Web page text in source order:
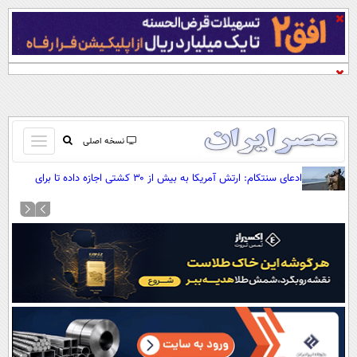
نسخه اصلی
باز
و
بسته
کردن
منو
صفحه اول
نظرسنجی
آب و هوا
سواد زندگی
ادعای سنتکام: ارتش آمریکا به بیش از ۳۰ کشتی اجازه داده تا برای